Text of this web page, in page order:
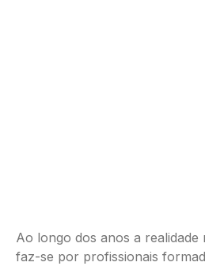
Ao longo dos anos a realidade
faz-se por profissionais